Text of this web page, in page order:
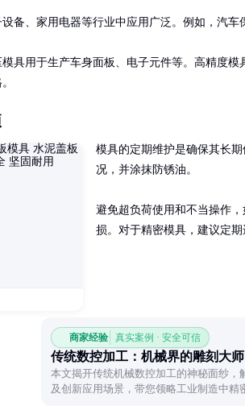
备、家用电器等行业中应用广泛。例如，汽车
具用于生产车身面板、电子元件等。高精度
模具的定期维护是确保其长
况，并涂抹防锈油。
避免超负荷使用和不当操作
损。对于精密模具，建议定期
商家经验 真实案例 · 安全可信
传统数控加工：机械界的雕刻大师
本文揭开传统机械数控加工的神秘面纱，
及创新应用场景，带您领略工业制造中精